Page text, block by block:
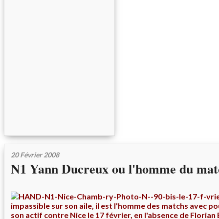
20 Février 2008
N1 Yann Ducreux ou l'homme du
impassible sur son aile, il est l'homme des matchs avec
son actif contre Nice le 17 février, en l'absence de